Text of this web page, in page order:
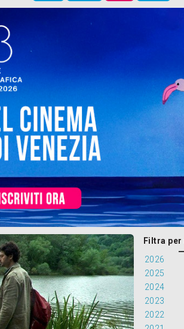
Filtra per
2026
2025
2024
2023
2022